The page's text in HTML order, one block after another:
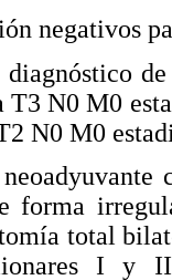
negativos
diagnóstico
T3 N0 M0
N0 M0
forma
total
I y